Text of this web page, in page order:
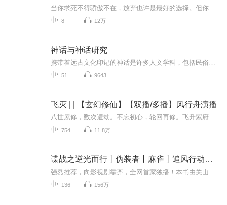
8 12万
神话与神话研究
51 9643
飞灭 | | 【玄幻修仙】【双播/多播】风行舟演播
754 11.8万
谍战之逆光而行丨伪装者丨麻雀丨追风行动同类力作
136 156万